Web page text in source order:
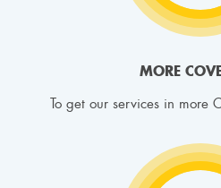
MORE
To get our services in more